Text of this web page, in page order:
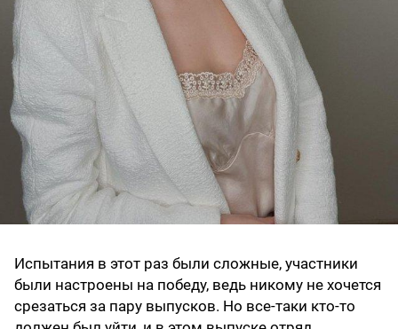
Испытания в этот раз были сложные, участники
были настроены на победу, ведь никому не хочется
срезаться за пару выпусков. Но все-таки кто-то